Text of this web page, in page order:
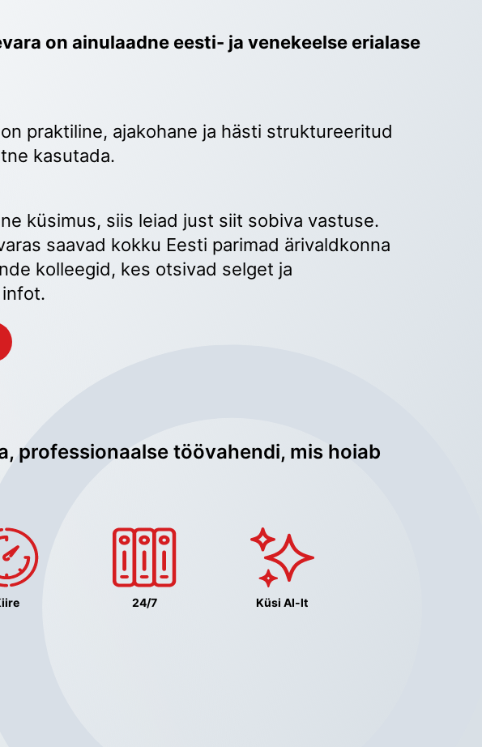
on ainulaadne eesti- ja venekeelse erialase
praktiline, ajakohane ja hästi struktureeritud
kasutada.
küsimus, siis leiad just siit sobiva vastuse.
saavad kokku Eesti parimad ärivaldkonna
kolleegid, kes otsivad selget ja
professionaalse töövahendi, mis hoiab
24/7 Küsi AI-lt